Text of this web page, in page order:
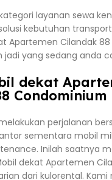
layanan sewa
kebutuhan
Apartemen Cilandak
jadi yang sedang anda
dekat
perjalanan
sementara mobil
Inilah saatnya
dekat Apartemen
dari kulorental. Kami